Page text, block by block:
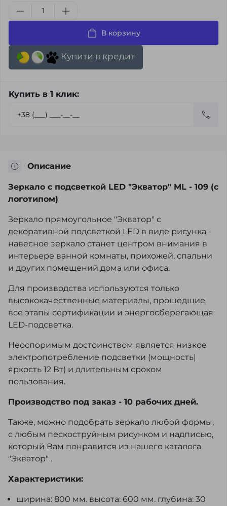
В корзину
Купити в кредит
Купить в 1 клик:
Описание
Зеркало с подсветкой LED "Экватор" ML - 109 (с
логотипом)
Зеркало прямоугольное "Экватор" с
декоративной подсветкой LED в виде рисунка -
навесное зеркало станет центром внимания в
интерьере ванной комнаты, прихожей, спальни
и других помещений дома или офиса.
Для производства используются только
высококачественные материалы, прошедшие
все этапы сертификации и энергосберегающая
LED-подсветка.
Неоспоримым достоинством является низкое
электропотребление подсветки (мощность|
яркость 12 Вт) и длительным сроком
пользования.
Производство под заказ - 10 рабочих дней.
Также, можно подобрать зеркало любой формы,
с любым пескоструйным рисунком и надписью,
который Вам понравится из нашего каталога
"Экватор" .
Характеристики:
ширина: 800 мм. высота: 600 мм. глубина: 30